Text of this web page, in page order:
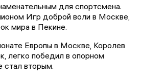
для спортсмена.
Игр доброй воли в Москве,
мира в Пекине.
Европы в Москве, Королев
легко победил в опорном
стал вторым.